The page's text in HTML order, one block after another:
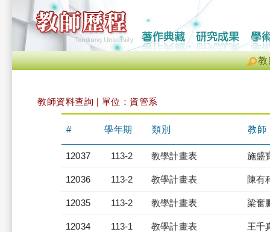
教
教師資料查詢 | 單位：資管系
# 學年期 類別 教師
12037 113-2 教學計畫表 施盛
12036 113-2 教學計畫表 陳有
12035 113-2 教學計畫表 梁奮
12034 113-1 教學計畫表 王千